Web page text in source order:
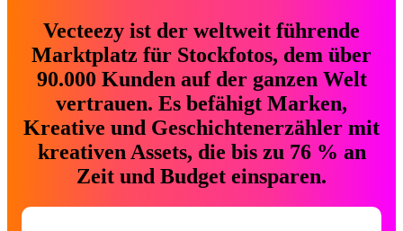
Vecteezy ist der weltweit führende
Marktplatz für Stockfotos, dem über
90.000 Kunden auf der ganzen Welt
vertrauen. Es befähigt Marken,
Kreative und Geschichtenerzähler mit
kreativen Assets, die bis zu 76 % an
Zeit und Budget einsparen.